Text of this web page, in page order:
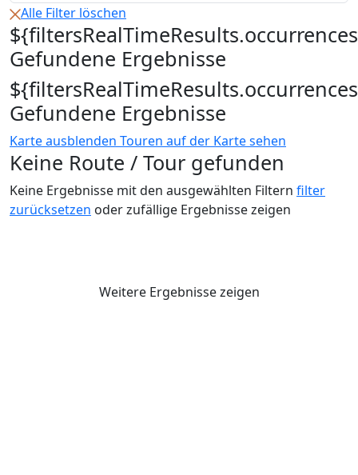
Alle Filter löschen
Gefundene Ergebnisse
Gefundene Ergebnisse
Karte ausblenden Touren auf der Karte sehen
Keine Route / Tour gefunden
Keine Ergebnisse mit den ausgewählten Filtern filter
zurücksetzen oder zufällige Ergebnisse zeigen
Weitere Ergebnisse zeigen